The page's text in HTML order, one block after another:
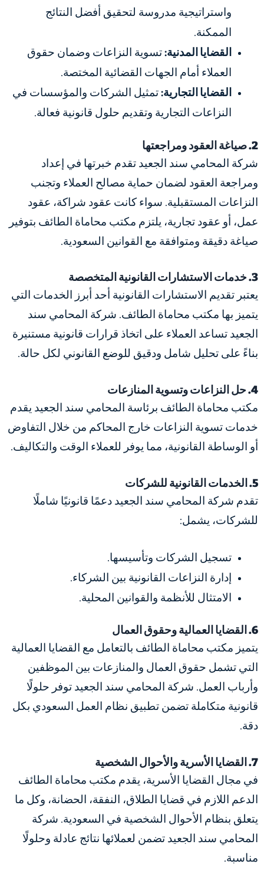
واستراتيجية مدروسة لتحقيق أفضل النتائج
الممكنة.
القضايا المدنية:تسوية النزاعات وضمان حقوق
العملاء أمام الجهات القضائية المختصة.
القضايا التجارية:تمثيل الشركات والمؤسسات في
النزاعات التجارية وتقديم حلول قانونية فعالة.
2. صياغة العقود ومراجعتها
شركة المحامي سند الجعيد تقدم خبرتها في إعداد
ومراجعة العقود لضمان حماية مصالح العملاء وتجنب
النزاعات المستقبلية. سواء كانت عقود شراكة، عقود
عمل، أو عقود تجارية، يلتزم مكتب محاماة الطائف بتوفير
صياغة دقيقة ومتوافقة مع القوانين السعودية.
3. خدمات الاستشارات القانونية المتخصصة
يعتبر تقديم الاستشارات القانونية أحد أبرز الخدمات التي
يتميز بها مكتب محاماة الطائف. شركة المحامي سند
الجعيد تساعد العملاء على اتخاذ قرارات قانونية مستنيرة
بناءً على تحليل شامل ودقيق للوضع القانوني لكل حالة.
4. حل النزاعات وتسوية المنازعات
مكتب محاماة الطائف برئاسة المحامي سند الجعيد يقدم
خدمات تسوية النزاعات خارج المحاكم من خلال التفاوض
أو الوساطة القانونية، مما يوفر للعملاء الوقت والتكاليف.
5. الخدمات القانونية للشركات
تقدم شركة المحامي سند الجعيد دعمًا قانونيًا شاملًا
للشركات، يشمل:
تسجيل الشركات وتأسيسها.
إدارة النزاعات القانونية بين الشركاء.
الامتثال للأنظمة والقوانين المحلية.
6. القضايا العمالية وحقوق العمال
يتميز مكتب محاماة الطائف بالتعامل مع القضايا العمالية
التي تشمل حقوق العمال والمنازعات بين الموظفين
وأرباب العمل. شركة المحامي سند الجعيد توفر حلولًا
قانونية متكاملة تضمن تطبيق نظام العمل السعودي بكل
دقة.
7. القضايا الأسرية والأحوال الشخصية
في مجال القضايا الأسرية، يقدم مكتب محاماة الطائف
الدعم اللازم في قضايا الطلاق، النفقة، الحضانة، وكل ما
يتعلق بنظام الأحوال الشخصية في السعودية. شركة
المحامي سند الجعيد تضمن لعملائها نتائج عادلة وحلولًا
مناسبة​​.